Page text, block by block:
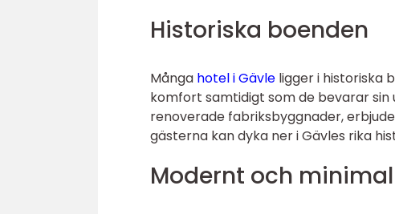
Historiska boenden
Många hotel i Gävle ligger i historiska
komfort samtidigt som de bevarar
renoverade fabriksbyggnader,
gästerna kan dyka ner i Gävles rika
Modernt och